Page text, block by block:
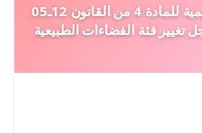
دعم ملف تفعيل النصوص التنظيمية للمادة 4 من القانون 12ـ05
تغيير فئة الفضاءات الطبيعية